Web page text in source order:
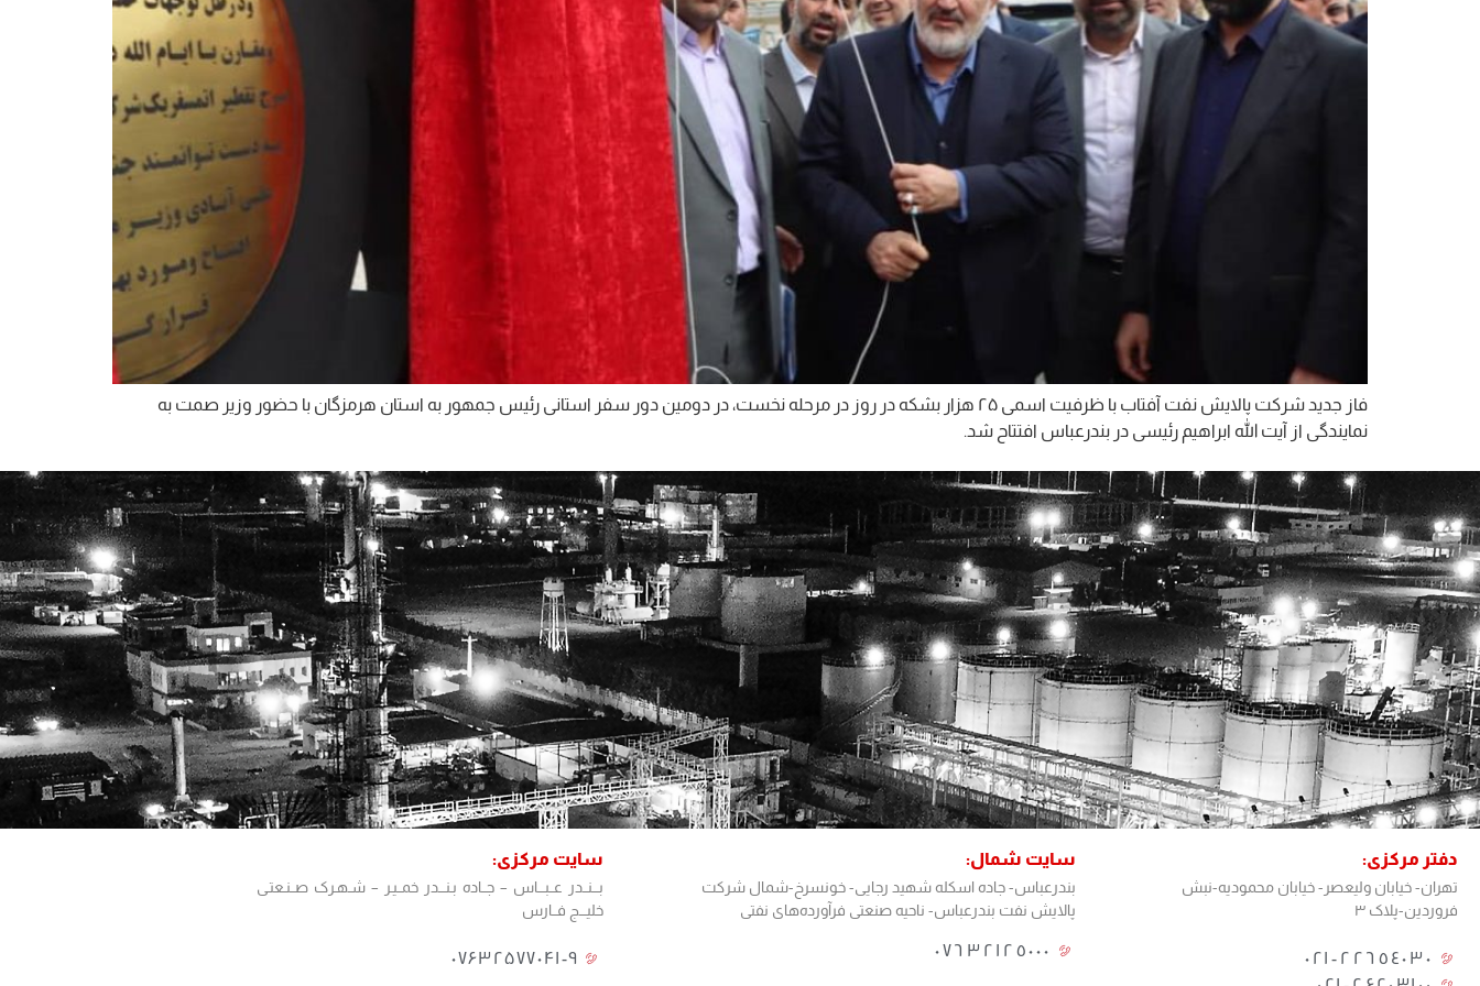
فاز جدید شرکت پالایش نفت آفتاب با ظرفیت اسمی ۲۵ هزار بشکه در روز در مرحله نخست، در دومین دور سفر استانی رئیس جمهور به استان هرمزگان با حضور وزیر صمت به
نمایندگی از آیت الله ابراهیم رئیسی در بندرعباس افتتاح شد.
دفتر مرکزی:
تهران- خیابان ولیعصر- خیابان محمودیه-نبش
فروردین-پلاک ۳
٢٢٦٥٤٠٣٠-٠٢١​
سایت شمال:
بندرعباس- جاده اسکله شهید رجایی- خونسرخ-شمال شرکت
پالایش نفت بندرعباس- ناحیه صنعتی فرآورده‌های نفتی
٠٧٦٣٢١٢٥٠٠٠
سایت مرکزی:
بـــنــدر عــبـــاس – جــاده بـنـــدر خمــیـر – شـهـرک صــنـعتـی
خلیـــج فــارس
۰۷۶۳۲۵۷۷۰۴۱-۹​